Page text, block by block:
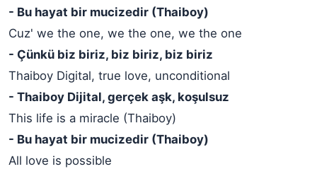
- Bu hayat bir mucizedir (Thaiboy)
Cuz' we the one, we the one, we the one
- Çünkü biz biriz, biz biriz, biz biriz
Thaiboy Digital, true love, unconditional
- Thaiboy Dijital, gerçek aşk, koşulsuz
This life is a miracle (Thaiboy)
- Bu hayat bir mucizedir (Thaiboy)
All love is possible